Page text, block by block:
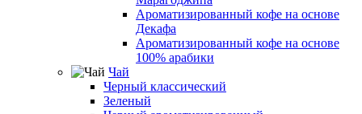
Ароматизированный кофе на основе
Декафа
Ароматизированный кофе на основе
100% арабики
Чай
Черный классический
Зеленый